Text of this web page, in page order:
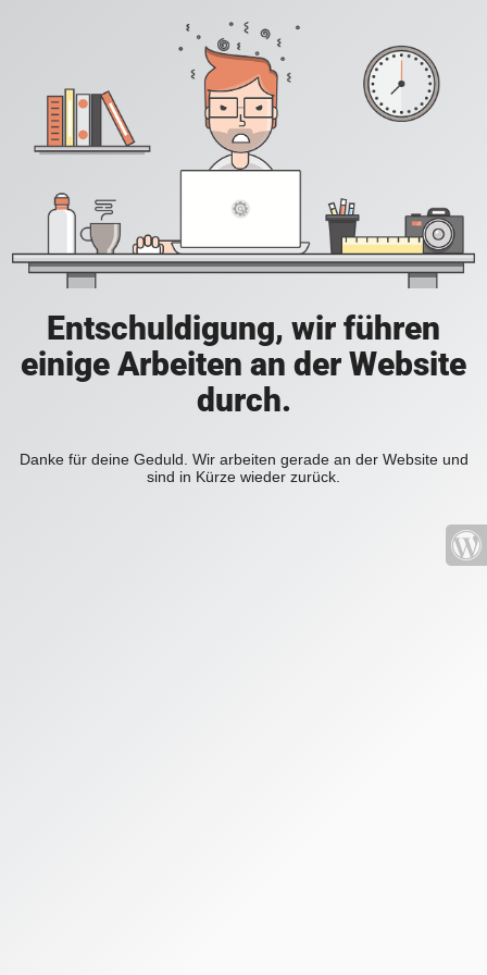
Entschuldigung, wir führen
einige Arbeiten an der Website
durch.
Danke für deine Geduld. Wir arbeiten gerade an der Website und
sind in Kürze wieder zurück.